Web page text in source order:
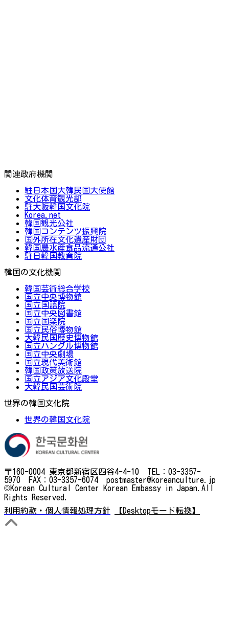
関連政府機関
駐日本国大韓民国大使館
文化体育観光部
駐大阪韓国文化院
Korea.net
韓国観光公社
韓国コンテンツ振興院
国外所在文化遺産財団
韓国農水産食品流通公社
駐日韓国教育院
韓国の文化機関
韓国芸術総合学校
国立中央博物館
国立国語院
国立中央図書館
国立国楽院
国立民俗博物館
大韓民国歴史博物館
国立ハングル博物館
国立中央劇場
国立現代美術館
韓国政策放送院
国立アジア文化殿堂
大韓民国芸術院
世界の韓国文化院
世界の韓国文化院
〒160-0004 東京都新宿区四谷4-4-10 TEL：03-3357-
5970 FAX：03-3357-6074 postmaster@koreanculture.jp
©Korean Cultural Center Korean Embassy in Japan.All
Rights Reserved.
利用約款・個人情報処理方針
【Desktopモード転換】